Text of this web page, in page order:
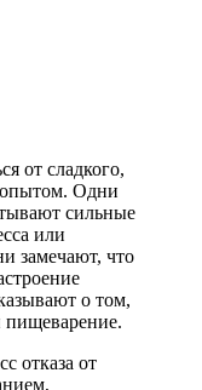
от сладкого,
опытом. Одни
сильные
или
замечают, что
о том,
пищеварение.
отказа от